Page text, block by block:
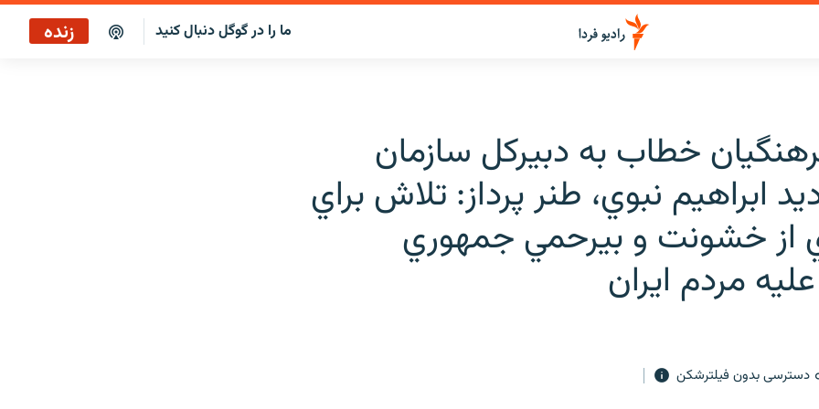
ما را در گوگل دنبال کنید زنده
خطاب به دبيركل سازمان
ابراهيم نبوي، طنر پرداز: تلاش براي
از خشونت و بيرحمي جمهوري
مردم ايران
دسترسی بدون فیلترشکن